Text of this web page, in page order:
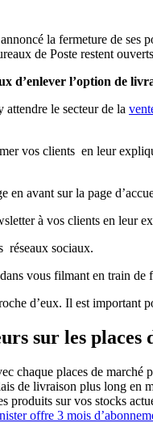
la fermeture de ses
de Poste restent ouverts
d’enlever l’option de
attendre le secteur de la
vos clients en leur
en avant sur la page
à vos clients en leur
réseaux sociaux.
vous filmant en train de
d’eux. Il est important
sur les places
chaque places de
de livraison plus long en
produits sur vos stocks
offre 3 mois